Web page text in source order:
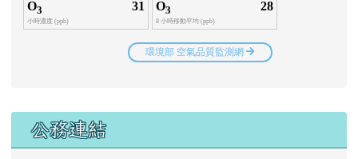
右邊區域內容
公務連結